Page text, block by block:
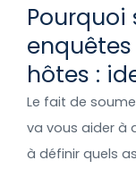
hôtes :
Le fait de
va vous aider à
à définir quels